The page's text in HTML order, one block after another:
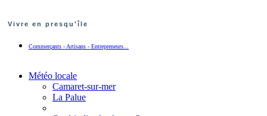
Vivre en presqu'île
Commerçants - Artisans - Entrepreneurs...
Météo locale
Camaret-sur-mer
La Palue